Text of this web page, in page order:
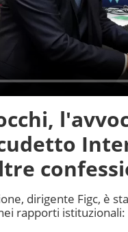
dirigente Figc, è
rapporti